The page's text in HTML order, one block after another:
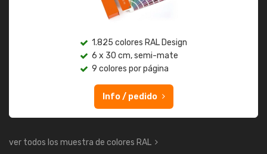
1.825 colores RAL Design
6 x 30 cm, semi-mate
9 colores por página
Info / pedido
ver todos los muestra de colores RAL